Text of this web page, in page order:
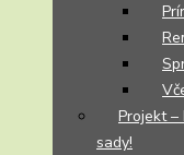
Projekt
sady!